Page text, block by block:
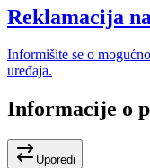
Reklamacija
Informišite se o
uređaja.
Informacije o
Uporedi